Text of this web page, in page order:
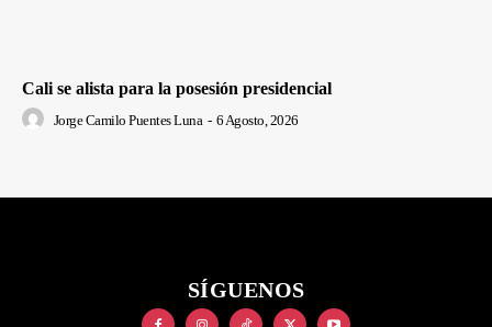
Cali se alista para la posesión presidencial
Jorge Camilo Puentes Luna - 6 Agosto, 2026
SÍGUENOS